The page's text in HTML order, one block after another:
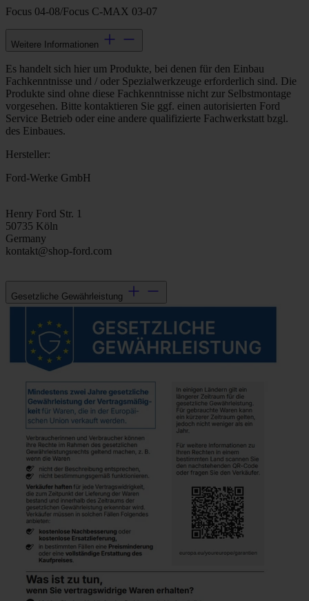
Focus 04-08/Focus C-MAX 03-07
Weitere Informationen
Es handelt sich hier um Produkte, bei denen für den Einbau
Fachkenntnisse und / oder Spezialwerkzeuge erforderlich sind. Die
Produkte sind ohne diese Fachkenntnisse nicht zur Selbstmontage
vorgesehen. Bitte kontaktieren Sie ggf. einen autorisierten Ford
Service Betrieb oder eine andere qualifizierte Fachwerkstatt bzgl.
des Einbaues.
Hersteller:
Ford-Werke GmbH
Henry Ford Str. 1
50735 Köln
Germany
kontakt@shop-ford.com
Gesetzliche Gewährleistung